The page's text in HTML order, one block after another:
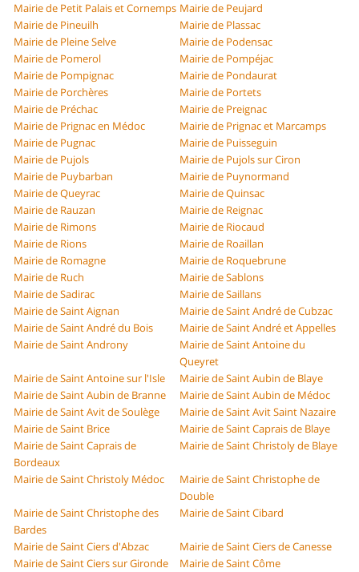
Mairie de Petit Palais et Cornemps Mairie de Peujard
Mairie de Pineuilh
Mairie de Plassac
Mairie de Pleine Selve
Mairie de Podensac
Mairie de Pomerol
Mairie de Pompéjac
Mairie de Pompignac
Mairie de Pondaurat
Mairie de Porchères
Mairie de Portets
Mairie de Préchac
Mairie de Preignac
Mairie de Prignac en Médoc
Mairie de Prignac et Marcamps
Mairie de Pugnac
Mairie de Puisseguin
Mairie de Pujols
Mairie de Pujols sur Ciron
Mairie de Puybarban
Mairie de Puynormand
Mairie de Queyrac
Mairie de Quinsac
Mairie de Rauzan
Mairie de Reignac
Mairie de Rimons
Mairie de Riocaud
Mairie de Rions
Mairie de Roaillan
Mairie de Romagne
Mairie de Roquebrune
Mairie de Ruch
Mairie de Sablons
Mairie de Sadirac
Mairie de Saillans
Mairie de Saint Aignan
Mairie de Saint André de Cubzac
Mairie de Saint André du Bois
Mairie de Saint André et Appelles
Mairie de Saint Androny
Mairie de Saint Antoine du
Queyret
Mairie de Saint Antoine sur l'Isle
Mairie de Saint Aubin de Blaye
Mairie de Saint Aubin de Branne
Mairie de Saint Aubin de Médoc
Mairie de Saint Avit de Soulège
Mairie de Saint Avit Saint Nazaire
Mairie de Saint Brice
Mairie de Saint Caprais de Blaye
Mairie de Saint Caprais de
Bordeaux
Mairie de Saint Christoly de Blaye
Mairie de Saint Christoly Médoc
Mairie de Saint Christophe de
Double
Mairie de Saint Christophe des
Bardes
Mairie de Saint Cibard
Mairie de Saint Ciers d'Abzac
Mairie de Saint Ciers de Canesse
Mairie de Saint Ciers sur Gironde
Mairie de Saint Côme